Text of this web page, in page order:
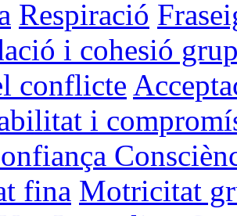
Respiració
i cohesió
conflicte
i
fina Motricitat